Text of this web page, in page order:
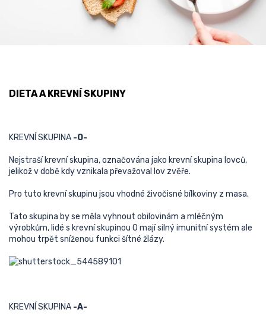
DIETA A KREVNÍ SKUPINY
KREVNÍ SKUPINA -O-
Nejstraší krevní skupina, označována jako krevní skupina lovců,
jelikož v době kdy vznikala převažoval lov zvěře.
Pro tuto krevní skupinu jsou vhodné živočisné bílkoviny z masa.
Tato skupina by se měla vyhnout obilovinám a mléčným
výrobkům, lidé s krevní skupinou O mají silný imunitní systém ale
mohou trpět sníženou funkci šítné žlázy.
KREVNÍ SKUPINA -A-